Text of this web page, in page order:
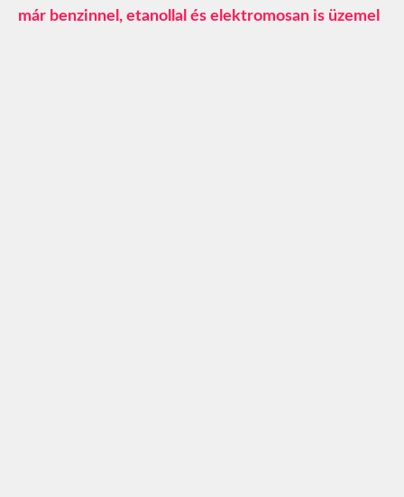
már benzinnel, etanollal és elektromosan is üzemel